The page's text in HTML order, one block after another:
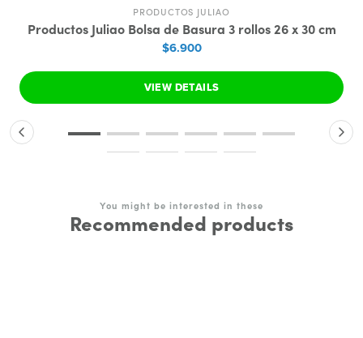
PRODUCTOS JULIAO
Productos Juliao Bolsa de Basura 3 rollos 26 x 30 cm
$6.900
VIEW DETAILS
You might be interested in these
Recommended products